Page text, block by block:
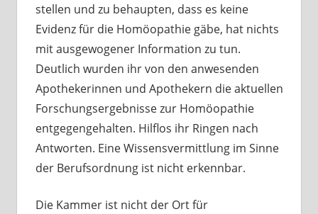
stellen und zu behaupten, dass es keine
Evidenz für die Homöopathie gäbe, hat nichts
mit ausgewogener Information zu tun.
Deutlich wurden ihr von den anwesenden
Apothekerinnen und Apothekern die aktuellen
Forschungsergebnisse zur Homöopathie
entgegengehalten. Hilflos ihr Ringen nach
Antworten. Eine Wissensvermittlung im Sinne
der Berufsordnung ist nicht erkennbar.
Die Kammer ist nicht der Ort für